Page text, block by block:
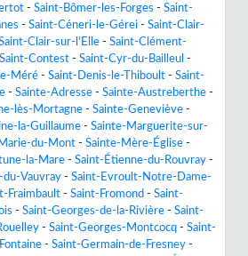
- Saint-Bômer-les-Forges - Saint-
- Saint-Céneri-le-Gérei - Saint-Clair-
Clair-sur-l'Elle - Saint-Clément-
Saint-Contest - Saint-Cyr-du-Bailleul -
Méré - Saint-Denis-le-Thiboult - Saint-
- Sainte-Adresse - Sainte-Austreberthe -
lès-Mortagne - Sainte-Geneviève -
la-Guillaume - Sainte-Marguerite-sur-
du-Mont - Sainte-Mère-Église -
la-Mare - Saint-Étienne-du-Rouvray -
du-Vauvray - Saint-Evroult-Notre-Dame-
Fraimbault - Saint-Fromond - Saint-
- Saint-Georges-de-la-Rivière - Saint-
- Saint-Georges-Montcocq - Saint-
- Saint-Germain-de-Fresney -